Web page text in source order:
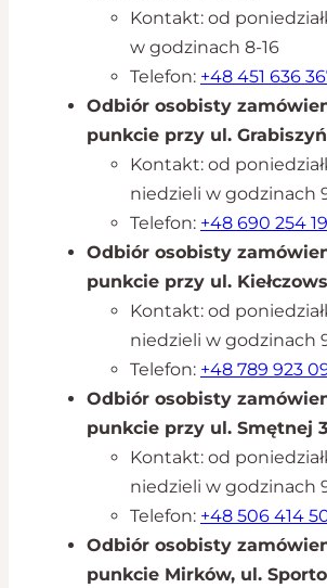
Kontakt: od
w godzinach 8-16
Telefon: +48 451 636
Odbiór osobisty
punkcie przy ul.
Kontakt: od
niedzieli w godzinach
Telefon: +48 690 254
Odbiór osobisty
punkcie przy ul.
Kontakt: od
niedzieli w godzinach
Telefon: +48 789 923
Odbiór osobisty
punkcie przy ul. Smętnej
Kontakt: od
niedzieli w godzinach
Telefon: +48 506 414
Odbiór osobisty
punkcie Mirków, ul.